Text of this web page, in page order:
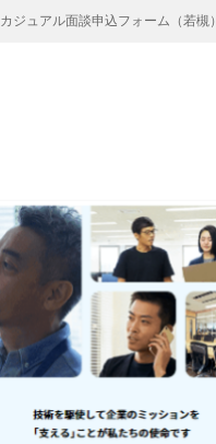
カジュアル面談申込フォーム（若槻）